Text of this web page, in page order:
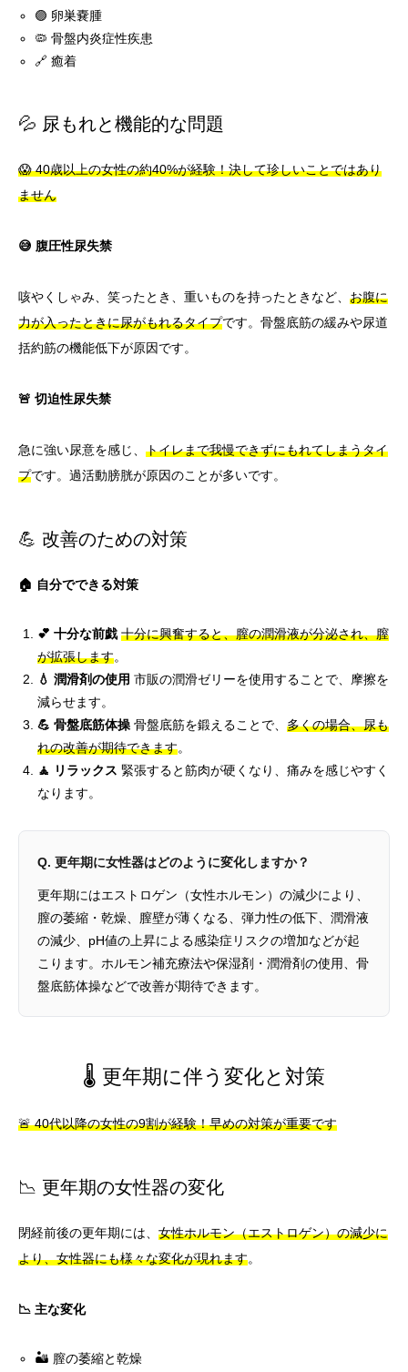
🟣 卵巣嚢腫
🦠 骨盤内炎症性疾患
🔗 癒着
💦 尿もれと機能的な問題
😱 40歳以上の女性の約40%が経験！決して珍しいことではあり
ません
😅 腹圧性尿失禁
咳やくしゃみ、笑ったとき、重いものを持ったときなど、 お腹に
力が入ったときに尿がもれるタイプです。骨盤底筋の緩みや尿道
括約筋の機能低下が原因です。
🚨 切迫性尿失禁
急に強い尿意を感じ、 トイレまで我慢できずにもれてしまうタイ
プです。過活動膀胱が原因のことが多いです。
💪 改善のための対策
🏠 自分でできる対策
💕 十分な前戯 十分に興奮すると、膣の潤滑液が分泌され、膣
が拡張します。
💧 潤滑剤の使用 市販の潤滑ゼリーを使用することで、摩擦を
減らせます。
💪 骨盤底筋体操 骨盤底筋を鍛えることで、 多くの場合、尿も
れの改善が期待できます。
🧘 リラックス 緊張すると筋肉が硬くなり、痛みを感じやすく
なります。
Q. 更年期に女性器はどのように変化しますか？
更年期にはエストロゲン（女性ホルモン）の減少により、
膣の萎縮・乾燥、膣壁が薄くなる、弾力性の低下、潤滑液
の減少、pH値の上昇による感染症リスクの増加などが起
こります。ホルモン補充療法や保湿剤・潤滑剤の使用、骨
盤底筋体操などで改善が期待できます。
🌡️ 更年期に伴う変化と対策
🚨 40代以降の女性の9割が経験！早めの対策が重要です
📉 更年期の女性器の変化
閉経前後の更年期には、 女性ホルモン（エストロゲン）の減少に
より、女性器にも様々な変化が現れます。
📉 主な変化
🏜️ 膣の萎縮と乾燥